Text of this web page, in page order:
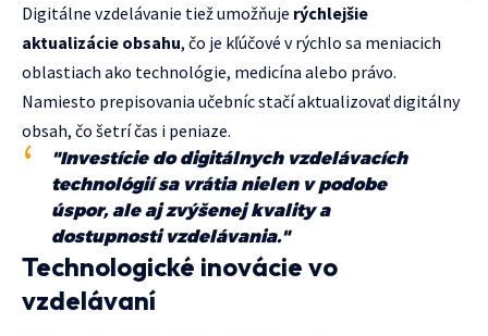
Digitálne vzdelávanie tiež umožňuje rýchlejšie
aktualizácie obsahu, čo je kľúčové v rýchlo sa meniacich
oblastiach ako technológie, medicína alebo právo.
Namiesto prepisovania učebníc stačí aktualizovať digitálny
obsah, čo šetrí čas i peniaze.
"Investície do digitálnych vzdelávacích
technológií sa vrátia nielen v podobe
úspor, ale aj zvýšenej kvality a
dostupnosti vzdelávania."
Technologické inovácie vo
vzdelávaní